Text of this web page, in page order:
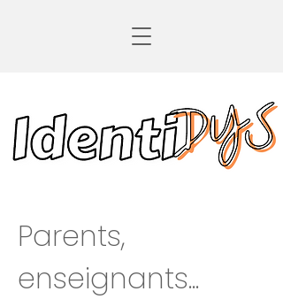
Parents,
enseignants...